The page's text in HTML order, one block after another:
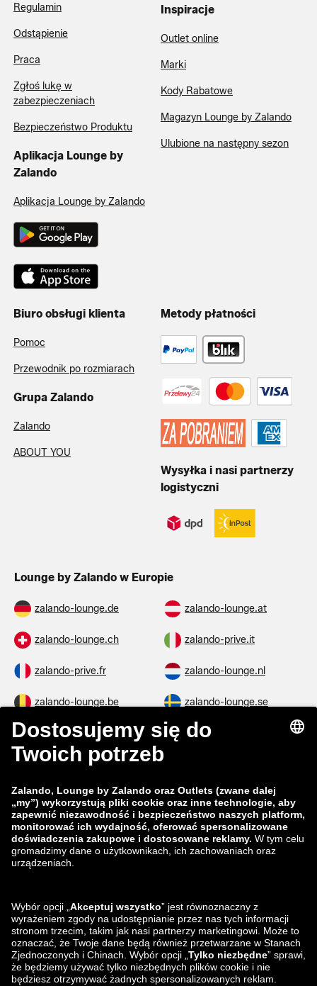
Regulamin
Odstąpienie
Praca
Zgłoś lukę w
zabezpieczeniach
Bezpieczeństwo Produktu
Aplikacja Lounge by
Zalando
Aplikacja Lounge by Zalando
Inspiracje
Outlet online
Marki
Kody Rabatowe
Magazyn Lounge by Zalando
Ulubione na następny sezon
Biuro obsługi klienta
Pomoc
Przewodnik po rozmiarach
Grupa Zalando
Zalando
ABOUT YOU
Metody płatności
Wysyłka i nasi partnerzy
logistyczni
Lounge by Zalando w Europie
zalando-lounge.de zalando-lounge.at
zalando-lounge.ch zalando-prive.it
zalando-prive.fr zalando-lounge.nl
zalando-lounge.be zalando-lounge.se
zalando-lounge.fi zalando-lounge.dk
zalando-lounge.co.uk
zalando-prive.es zalando-lounge.cz
zalando-lounge.lt zalando-lounge.sk
zalando-lounge.ro zalando-lounge.hr
zalando-lounge.lu zalando-lounge.ee
zalando-lounge.lv zalando-lounge.no